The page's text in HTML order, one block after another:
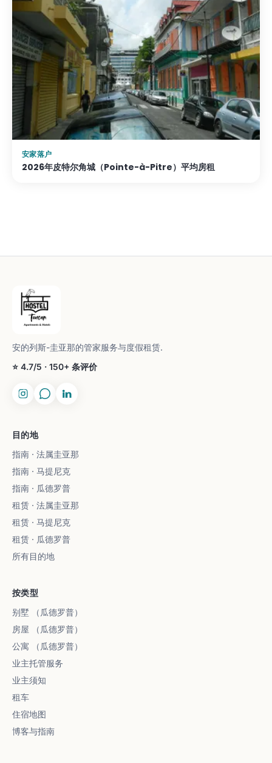
安家落户
2026年皮特尔角城（Pointe-à-Pitre）平均房租
安的列斯-圭亚那的管家服务与度假租赁.
⭐ 4.7/5 · 150+ 条评价
目的地
指南 · 法属圭亚那
指南 · 马提尼克
指南 · 瓜德罗普
租赁 · 法属圭亚那
租赁 · 马提尼克
租赁 · 瓜德罗普
所有目的地
按类型
别墅 （瓜德罗普）
房屋 （瓜德罗普）
公寓 （瓜德罗普）
业主托管服务
业主须知
租车
住宿地图
博客与指南